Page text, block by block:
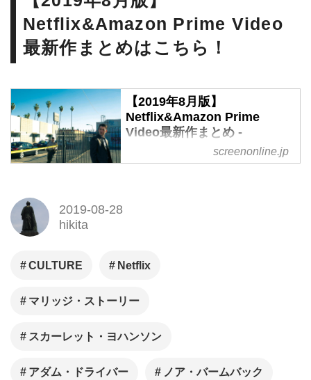
Netflix&Amazon Prime Video
最新作まとめはこちら！
【2019年8月版】
Netflix&Amazon Prime
Video最新作まとめ -
SCREEN ONLINE（スクリー
ンオンライン）
Prime Videoから、おすすめ配
screenonline.jp
2019-08-28
hikita
CULTURE Netflix
マリッジ・ストーリー
スカーレット・ヨハンソン
アダム・ドライバー ノア・バームバック